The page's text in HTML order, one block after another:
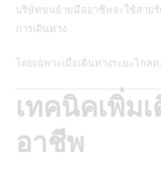
บริษัทขนย้ายมืออาชีพจะใช้สายรั
การเดินทาง
โดยเฉพาะเมื่อเดินทางระยะไกล
เทคนิคเพิ่ม
อาชีพ